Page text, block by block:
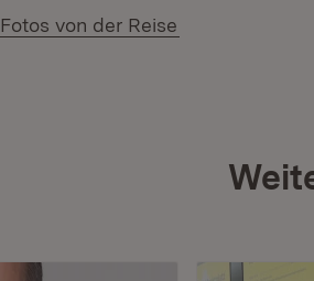
Fotos von der Reise